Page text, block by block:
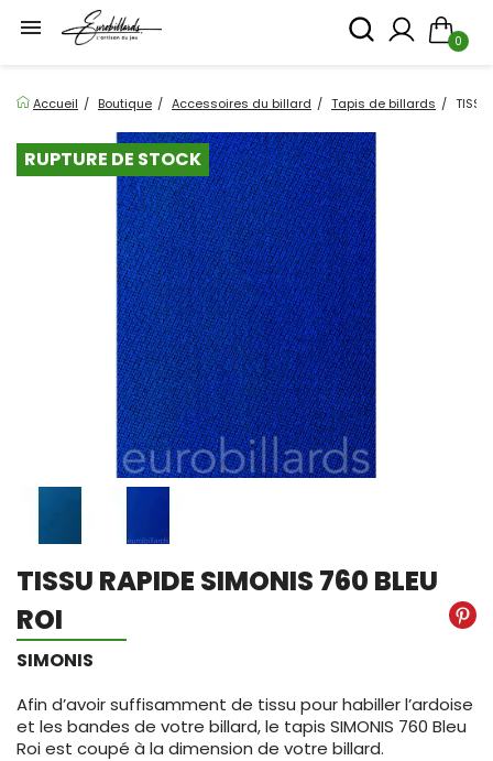

0
Accueil Boutique Accessoires du billard Tapis de billards
RUPTURE DE STOCK
TISSU RAPIDE SIMONIS 760 BLEU
ROI
SIMONIS
Afin d’avoir suffisamment de tissu pour habiller l’ardoise
et les bandes de votre billard, le tapis SIMONIS 760 Bleu
Roi est coupé à la dimension de votre billard.